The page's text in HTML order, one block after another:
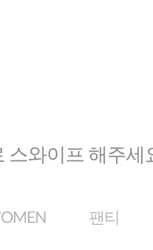
스와이프 해주세
팬티